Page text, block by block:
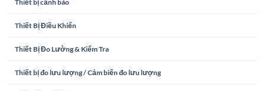
Thiết bị cảnh báo
Thiết Bị Điều Khiển
Thiết Bị Đo Lường & Kiểm Tra
Thiết bị đo lưu lượng / Cảm biến đo lưu lượng